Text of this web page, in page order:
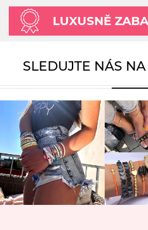
LUXUSNĚ
SLEDUJTE NÁS